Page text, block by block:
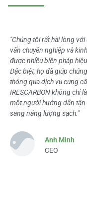
"Chúng tôi rất hài lòng với
vấn chuyên nghiệp và
được nhiều biện pháp
Đặc biệt, họ đã giúp
thông qua dịch vụ cung
IRESCARBON không chỉ
một người hướng dẫn
sang năng lượng sạch."
Anh Minh
CEO